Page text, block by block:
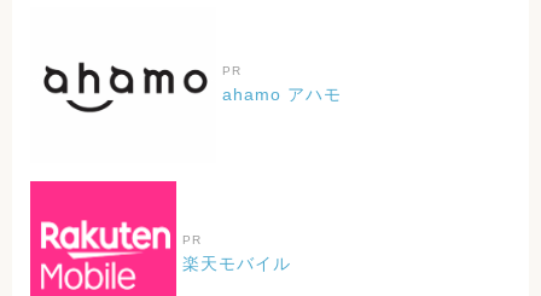
PR
ahamo アハモ
PR
楽天モバイル